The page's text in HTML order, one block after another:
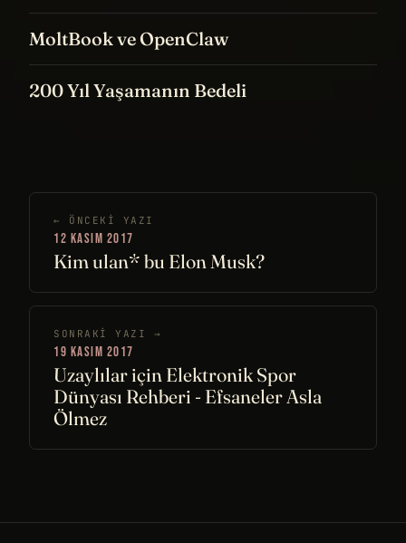
MoltBook ve OpenClaw
200 Yıl Yaşamanın Bedeli
← ÖNCEKI YAZI
12 KASIM 2017
Kim ulan* bu Elon Musk?
SONRAKI YAZI →
19 KASIM 2017
Uzaylılar için Elektronik Spor
Dünyası Rehberi - Efsaneler Asla
Ölmez